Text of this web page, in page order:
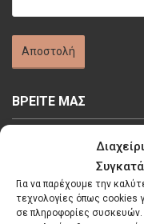
Για να παρέχουμε την
τεχνολογίες όπως cookies
σε πληροφορίες
ΒΡΕΙΤΕ ΜΑΣ
Κάντε κλικ